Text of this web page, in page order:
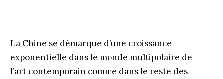
La Chine se démarque d’une croissance
exponentielle dans le monde multipolaire de
l’art contemporain comme dans le reste des